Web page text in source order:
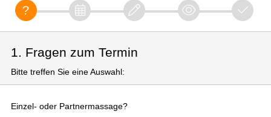
1. Fragen zum Termin
Bitte treffen Sie eine Auswahl:
Einzel- oder Partnermassage?